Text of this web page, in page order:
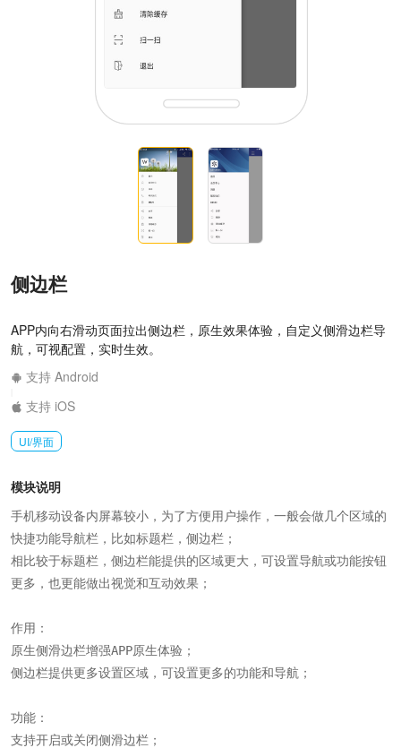
侧边栏
APP内向右滑动页面拉出侧边栏，原生效果体验，自定义侧滑边栏导
航，可视配置，实时生效。
支持 Android
支持 iOS
UI/界面
模块说明
手机移动设备内屏幕较小，为了方便用户操作，一般会做几个区域的
快捷功能导航栏，比如标题栏，侧边栏；
相比较于标题栏，侧边栏能提供的区域更大，可设置导航或功能按钮
更多，也更能做出视觉和互动效果；
作用：
原生侧滑边栏增强APP原生体验；
侧边栏提供更多设置区域，可设置更多的功能和导航；
功能：
支持开启或关闭侧滑边栏；